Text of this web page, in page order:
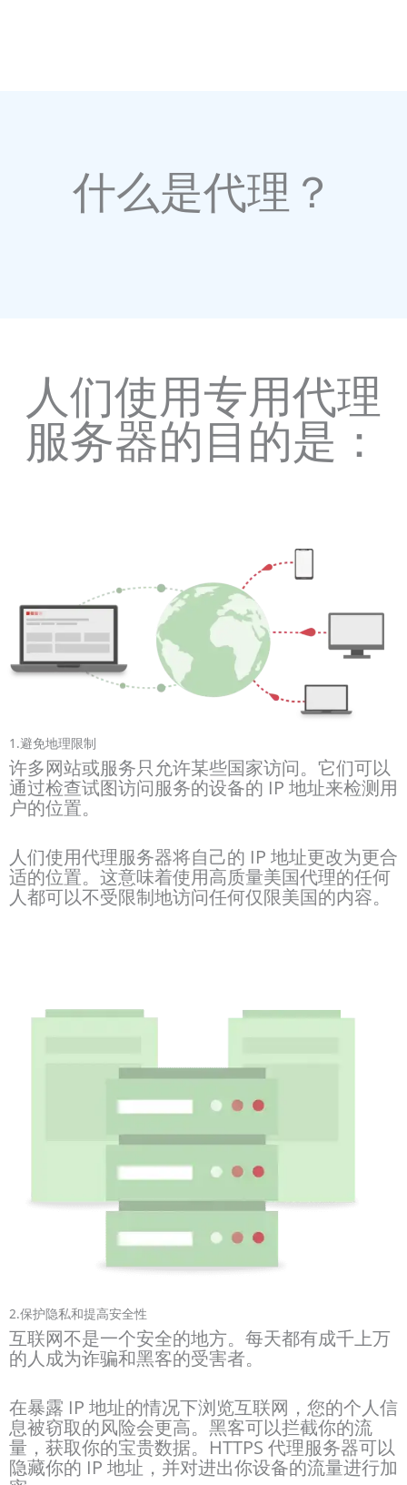
什么是代理？
人们使用专用代理
服务器的目的是：
1.避免地理限制
许多网站或服务只允许某些国家访问。它们可以
通过检查试图访问服务的设备的 IP 地址来检测用
户的位置。
人们使用代理服务器将自己的 IP 地址更改为更合
适的位置。这意味着使用高质量美国代理的任何
人都可以不受限制地访问任何仅限美国的内容。
2.保护隐私和提高安全性
互联网不是一个安全的地方。每天都有成千上万
的人成为诈骗和黑客的受害者。
在暴露 IP 地址的情况下浏览互联网，您的个人信
息被窃取的风险会更高。黑客可以拦截你的流
量，获取你的宝贵数据。HTTPS 代理服务器可以
隐藏你的 IP 地址，并对进出你设备的流量进行加